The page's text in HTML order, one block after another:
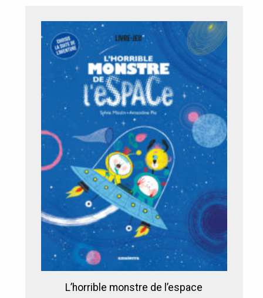
L’horrible monstre de l’espace